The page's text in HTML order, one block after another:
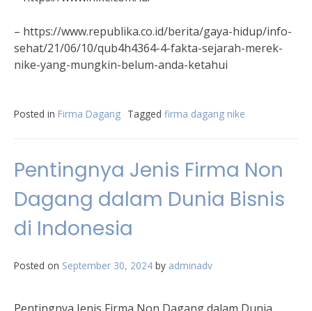
– https://www.republika.co.id/berita/gaya-hidup/info-
sehat/21/06/10/qub4h4364-4-fakta-sejarah-merek-
nike-yang-mungkin-belum-anda-ketahui
Posted in Firma Dagang Tagged firma dagang nike
Pentingnya Jenis Firma Non
Dagang dalam Dunia Bisnis
di Indonesia
Posted on September 30, 2024 by adminadv